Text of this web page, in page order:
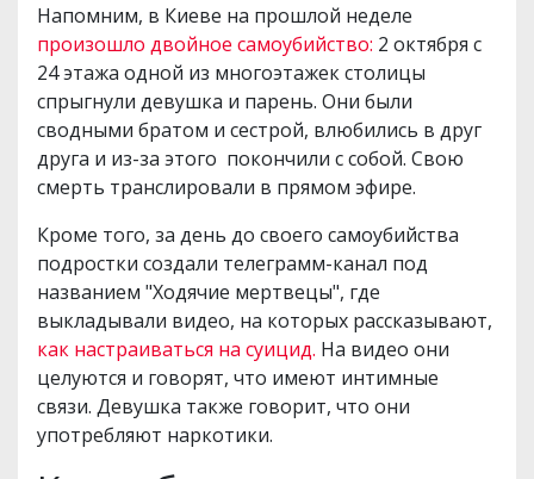
Напомним, в Киеве на прошлой неделе
произошло двойное самоубийство: 2 октября с
24 этажа одной из многоэтажек столицы
спрыгнули девушка и парень. Они были
сводными братом и сестрой, влюбились в друг
друга и из-за этого покончили с собой. Свою
смерть транслировали в прямом эфире.
Кроме того, за день до своего самоубийства
подростки создали телеграмм-канал под
названием "Ходячие мертвецы", где
выкладывали видео, на которых рассказывают,
как настраиваться на суицид. На видео они
целуются и говорят, что имеют интимные
связи. Девушка также говорит, что они
употребляют наркотики.